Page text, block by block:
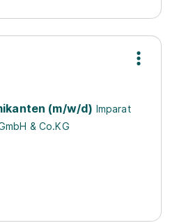
(m/w/d) Imparat
& Co.KG